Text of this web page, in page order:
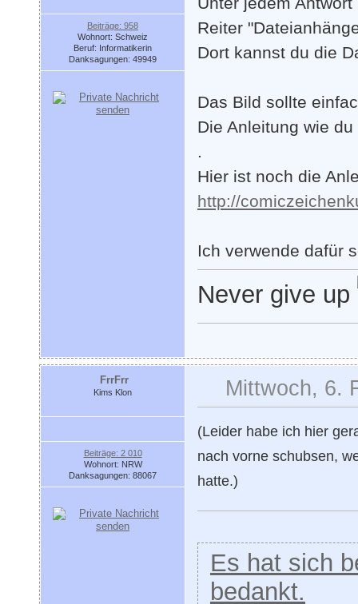
Beiträge: 958
Wohnort: Schweiz
Beruf: Informatikerin
Danksagungen: 49949
Reiter
Dort kannst du die
Das Bild sollte
Die Anleitung wie
.
Hier ist noch die
http://
Ich verwende dafür
Never give up
FrrFrr
Kims Klon
Beiträge: 2 010
Wohnort: NRW
Danksagungen: 88067
Mittwoch, 6.
(Leider habe ich hier
nach vorne schubsen,
hatte.)
Es hat sich
bedankt.